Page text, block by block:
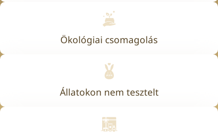
Ökológiai csomagolás
Állatokon nem tesztelt